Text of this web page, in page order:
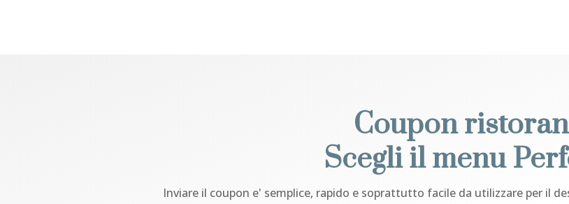
Coupon
Scegli il menu
Inviare il coupon e' semplice, rapido e soprattutto facile da utilizzare per il